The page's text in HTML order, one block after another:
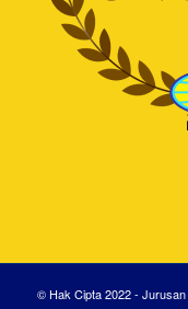
© Hak Cipta 2022 -